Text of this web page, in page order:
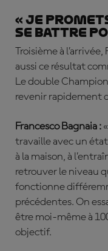
« Je
se battre
Troisième à
aussi ce résultat
Le double
revenir rapidement
Francesco Bagnaia :
travaille avec un
à la maison, à
retrouver le niveau
fonctionne
précédentes. On
être moi-même à
objectif.